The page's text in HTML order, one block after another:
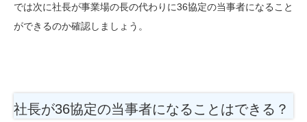
では次に社長が事業場の長の代わりに36協定の当事者になること
ができるのか確認しましょう。
社長が36協定の当事者になることはできる？